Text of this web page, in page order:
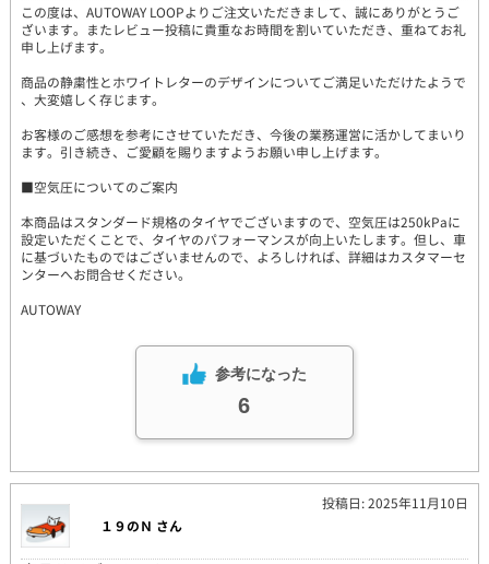
この度は、AUTOWAY LOOPよりご注文いただきまして、誠にありがとうご
ざいます。またレビュー投稿に貴重なお時間を割いていただき、重ねてお礼
申し上げます。
商品の静粛性とホワイトレターのデザインについてご満足いただけたようで
、大変嬉しく存じます。
お客様のご感想を参考にさせていただき、今後の業務運営に活かしてまいり
ます。引き続き、ご愛顧を賜りますようお願い申し上げます。
■空気圧についてのご案内
本商品はスタンダード規格のタイヤでございますので、空気圧は250kPaに
設定いただくことで、タイヤのパフォーマンスが向上いたします。但し、車
に基づいたものではございませんので、よろしければ、詳細はカスタマーセ
ンターへお問合せください。
AUTOWAY
参考になった
6
投稿日: 2025年11月10日
１９のＮ さん